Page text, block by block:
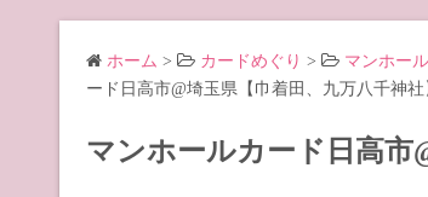
LOGetカード
ホーム > カードめぐり > マンホー
ード日高市@埼玉県【巾着田、九万八千神社
マンホールカード日高市